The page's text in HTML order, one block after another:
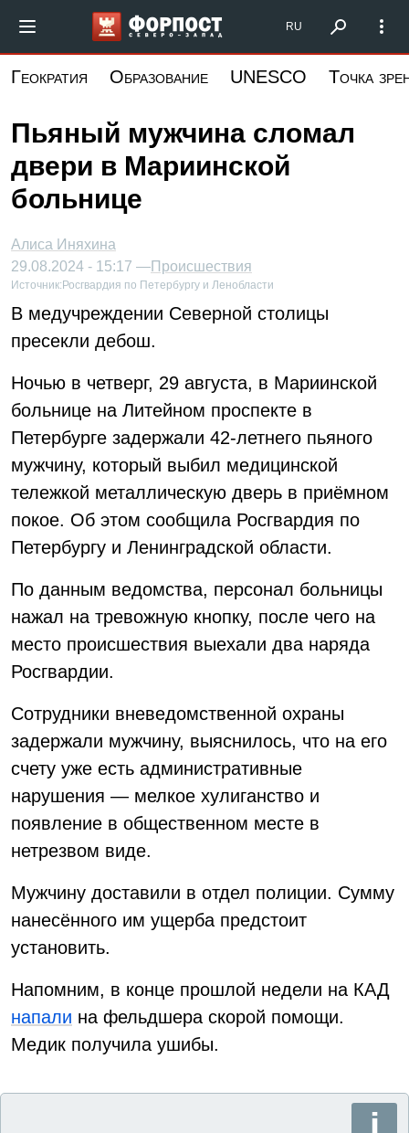
основному
Форпост Северо-Запад
RU
Геократия Образование UNESCO Точка
Пьяный мужчина сломал
двери в Мариинской
больнице
Алиса Иняхина
29.08.2024 - 15:17 —Происшествия
Источник: Росгвардия по Петербургу и Ленобласти
В медучреждении Северной столицы
пресекли дебош.
Ночью в четверг, 29 августа, в Мариинской
больнице на Литейном проспекте в
Петербурге задержали 42-летнего пьяного
мужчину, который выбил медицинской
тележкой металлическую дверь в приёмном
покое. Об этом сообщила Росгвардия по
Петербургу и Ленинградской области.
По данным ведомства, персонал больницы
нажал на тревожную кнопку, после чего на
место происшествия выехали два наряда
Росгвардии.
Сотрудники вневедомственной охраны
задержали мужчину, выяснилось, что на его
счету уже есть административные
нарушения — мелкое хулиганство и
появление в общественном месте в
нетрезвом виде.
Мужчину доставили в отдел полиции. Сумму
нанесённого им ущерба предстоит
установить.
Напомним, в конце прошлой недели на КАД
напали на фельдшера скорой помощи.
Медик получила ушибы.